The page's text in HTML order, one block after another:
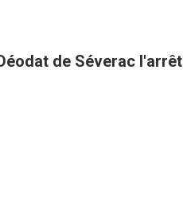
de Séverac l'arrêt